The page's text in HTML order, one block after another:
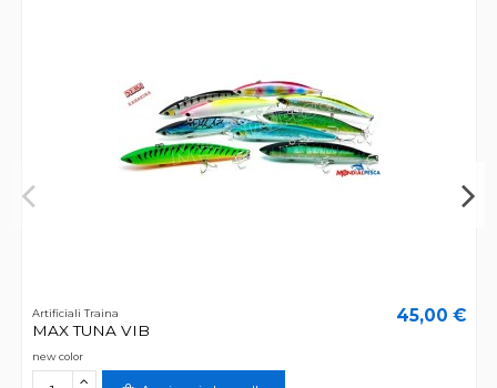
Artificiali Traina
MAX TUNA VIB
45,00 €
new color